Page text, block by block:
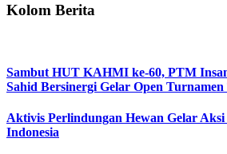
Kolom Berita
Sambut HUT KAHMI ke-60, PTM
Sahid Bersinergi Gelar Open Turnamen
Aktivis Perlindungan Hewan Gelar Aksi
Indonesia